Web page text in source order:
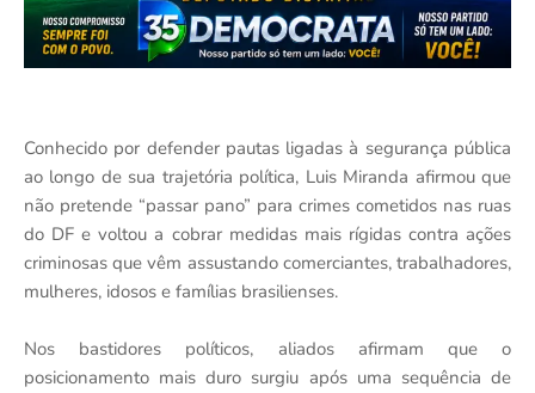
Conhecido por defender pautas ligadas à segurança pública
ao longo de sua trajetória política, Luis Miranda afirmou que
não pretende “passar pano” para crimes cometidos nas ruas
do DF e voltou a cobrar medidas mais rígidas contra ações
criminosas que vêm assustando comerciantes, trabalhadores,
mulheres, idosos e famílias brasilienses.
Nos bastidores políticos, aliados afirmam que o
posicionamento mais duro surgiu após uma sequência de